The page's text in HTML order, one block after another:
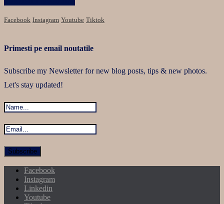
Facebook Instagram Youtube Tiktok
Primesti pe email noutatile
Subscribe my Newsletter for new blog posts, tips & new photos.
Let's stay updated!
Facebook
Instagram
Linkedin
Youtube